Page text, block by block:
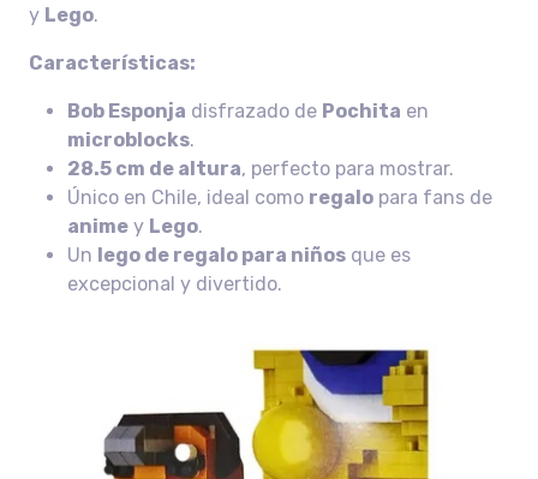
y Lego.
Características:
Bob Esponja disfrazado de Pochita en
microblocks.
28.5 cm de altura, perfecto para mostrar.
Único en Chile, ideal como regalo para fans de
anime y Lego.
Un lego de regalo para niños que es
excepcional y divertido.